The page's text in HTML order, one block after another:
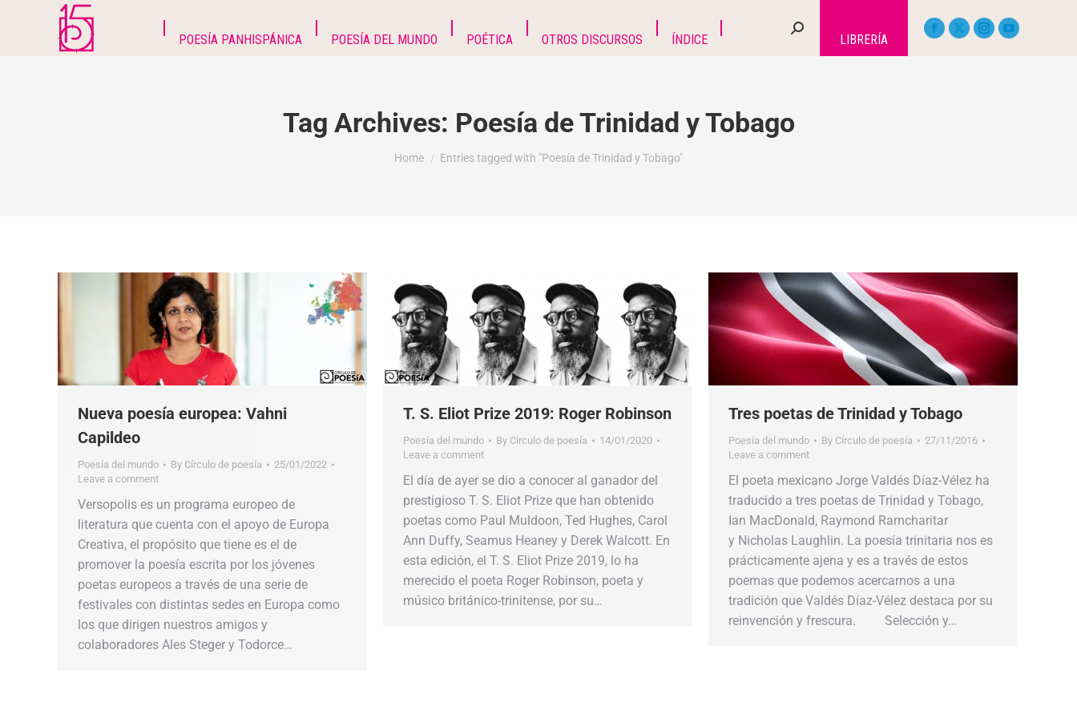
POESÍA PANHISPÁNICA POESÍA DEL MUNDO POÉTICA OTROS DISCURSOS ÍNDICE LIBRERÍA
Tag Archives: Poesía de Trinidad y Tobago
You are here:
Home Entries tagged with "Poesía de Trinidad y Tobago"
Nueva poesía europea: Vahni
Capildeo
Poesía del mundo By Círculo de poesía
25/01/2022
Leave a comment
Versopolis es un programa europeo de
literatura que cuenta con el apoyo de Europa
Creativa, el propósito que tiene es el de
promover la poesía escrita por los jóvenes
poetas europeos a través de una serie de
festivales con distintas sedes en Europa como
los que dirigen nuestros amigos y
colaboradores Ales Steger y Todorce…
T. S. Eliot Prize 2019: Roger Robinson
Poesía del mundo By Círculo de poesía
14/01/2020
Leave a comment
El día de ayer se dio a conocer al ganador del
prestigioso T. S. Eliot Prize que han obtenido
poetas como Paul Muldoon, Ted Hughes, Carol
Ann Duffy, Seamus Heaney y Derek Walcott. En
esta edición, el T. S. Eliot Prize 2019, lo ha
merecido el poeta Roger Robinson, poeta y
músico británico-trinitense, por su…
Tres poetas de Trinidad y Tobago
Poesía del mundo By Círculo de poesía
27/11/2016
Leave a comment
El poeta mexicano Jorge Valdés Díaz-Vélez ha
traducido a tres poetas de Trinidad y Tobago,
Ian MacDonald, Raymond Ramcharitar
y Nicholas Laughlin. La poesía trinitaria nos es
prácticamente ajena y es a través de estos
poemas que podemos acercarnos a una
tradición que Valdés Díaz-Vélez destaca por su
reinvención y frescura. Selección y…